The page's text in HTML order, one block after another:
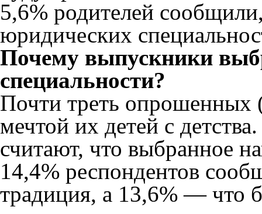
5,6% родителей
юридических
Почему выпускники
специальности?
Почти треть опрошенных
мечтой их детей с
считают, что выбранное
14,4% респондентов
традиция, а 13,6% — что